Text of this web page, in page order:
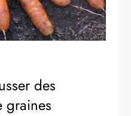
des
graines